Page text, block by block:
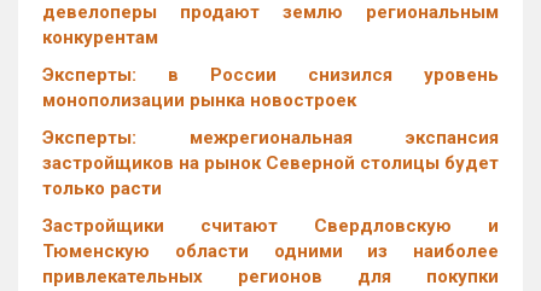
девелоперы продают землю региональным
конкурентам
Эксперты: в России снизился уровень
монополизации рынка новостроек
Эксперты: межрегиональная экспансия
застройщиков на рынок Северной столицы будет
только расти
Застройщики считают Свердловскую и
Тюменскую области одними из наиболее
привлекательных регионов для покупки